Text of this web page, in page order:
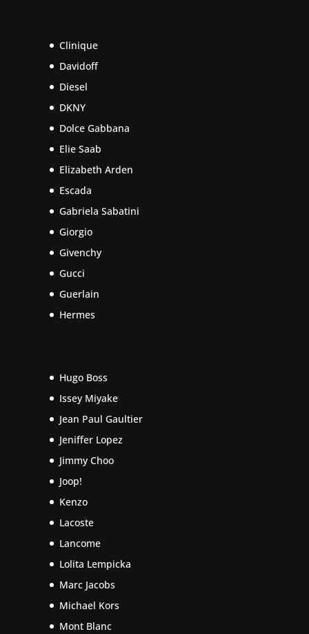
Clinique
Davidoff
Diesel
DKNY
Dolce Gabbana
Elie Saab
Elizabeth Arden
Escada
Gabriela Sabatini
Giorgio
Givenchy
Gucci
Guerlain
Hermes
Hugo Boss
Issey Miyake
Jean Paul Gaultier
Jeniffer Lopez
Jimmy Choo
Joop!
Kenzo
Lacoste
Lancome
Lolita Lempicka
Marc Jacobs
Michael Kors
Mont Blanc